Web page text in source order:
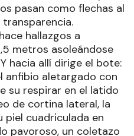
pasan como flechas al
transparencia.
hallazgos a
metros asoleándose
hacia allí dirige el bote:
anfibio aletargado con
su respirar en el latido
de cortina lateral, la
piel cuadriculada en
pavoroso, un coletazo